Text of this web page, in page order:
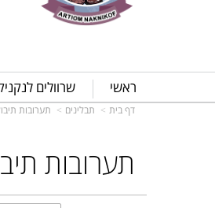
ראשי שרוולים
דף בית תבלינים תערובות
תערובות